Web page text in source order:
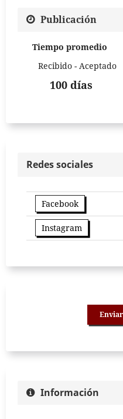
Publicación
Tiempo promedio
Recibido - Aceptado
100 días
Redes sociales
Facebook
Instagram
Información